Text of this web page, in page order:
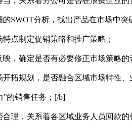
SWOT分析，找出产品在市场中突
点制定促销策略和推广策略；
，确定是否有必要修正市场策略的
拓规划，是否融合区域市场特性、
销售任务；[/b]
理，关系着各区域业务人员回款